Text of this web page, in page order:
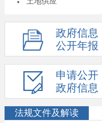
政府信息
公开年报
申请公开
政府信息
法规文件及解读